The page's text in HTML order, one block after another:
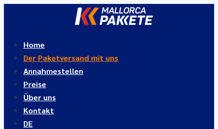
Home
Der Paketversand mit uns
Annahmestellen
Preise
Über uns
Kontakt
DE